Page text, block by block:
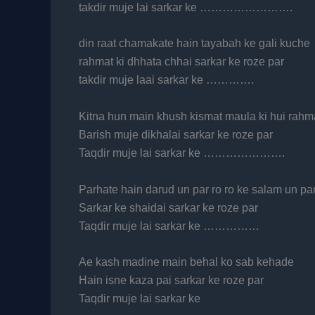
takdir muje lai sarkar ke …………………….
din raat chamakate hain tayabah ke gali kuche
rahmat ki dhhata chhai sarkar ke roze par
takdir muje laai sarkar ke ………….
Kitna hun main khush kismat maula ki hui
Barish muje dikhalai sarkar ke roze par
Taqdir muje lai sarkar ke ………………….
Parhate hain darud un par ro ro ke salam un
Sarkar ke shaidai sarkar ke roze par
Taqdir muje lai sarkar ke ……………
Ae kash madine main behal ko sab kehade
Hain isne kaza pai sarkar ke roze par
Taqdir muje lai sarkar ke